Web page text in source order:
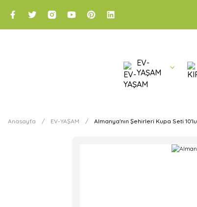
EV-
YAŞAM
Anasayfa EV-YAŞAM Almanya'nın Şehirleri Kupa Seti 10'lu